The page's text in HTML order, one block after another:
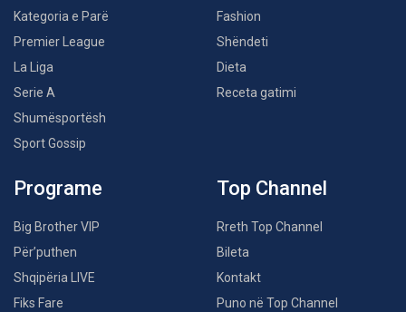
Kategoria e Parë
Premier League
La Liga
Serie A
Shumësportësh
Sport Gossip
Fashion
Shëndeti
Dieta
Receta gatimi
Programe
Big Brother VIP
Për’puthen
Shqipëria LIVE
Fiks Fare
Top Channel
Rreth Top Channel
Bileta
Kontakt
Puno në Top Channel